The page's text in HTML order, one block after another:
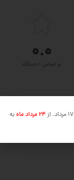
0.0
بر اساس 0 دیدگاه
24 مرداد ماه
به